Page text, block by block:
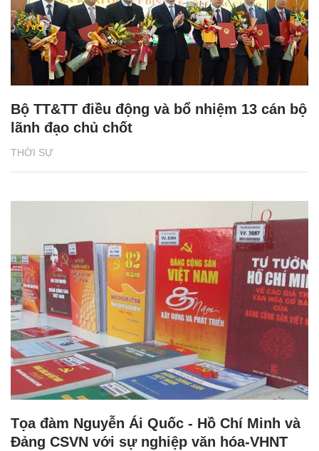
THỜI SỰ
Bộ TT&TT điều động và bổ nhiệm 13 cán bộ
lãnh đạo chủ chốt
Tọa đàm Nguyễn Ái Quốc - Hồ Chí Minh và
Đảng CSVN với sự nghiệp văn hóa-VHNT